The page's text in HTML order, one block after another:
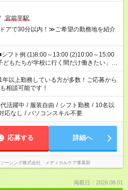
宮前平駅
アで30分以内！≫ご希望の勤務地を紹介
準備がしたい」 「午前中は働いて、午後
にしたい」 など、ご希望を教えてくださ
事の勤務時間。 合計で週40時間を超える
。
年以上勤務している方が多数！ご応募から
相談可能です！
活躍中 / 服装自由 / シフト勤務 / 10名以
応なし / パソコンスキル不要
応募する 詳細へ
ソーシング株式会社 メディカルケア事業部
掲載日：2026.08.01